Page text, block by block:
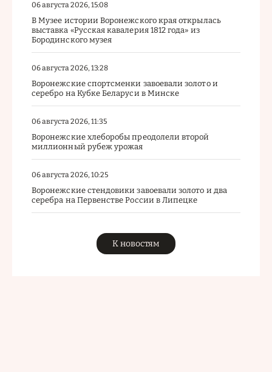
06 августа 2026, 15:08
В Музее истории Воронежского края открылась
выставка «Русская кавалерия 1812 года» из
Бородинского музея
06 августа 2026, 13:28
Воронежские спортсменки завоевали золото и
серебро на Кубке Беларуси в Минске
06 августа 2026, 11:35
Воронежские хлеборобы преодолели второй
миллионный рубеж урожая
06 августа 2026, 10:25
Воронежские стендовики завоевали золото и два
серебра на Первенстве России в Липецке
К новостям